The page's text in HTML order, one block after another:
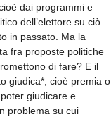
dai programmi e
dell’elettore su ciò
in passato. Ma la
fra proposte politiche
di fare? E il
giudica*, cioè premia o
giudicare e
problema su cui